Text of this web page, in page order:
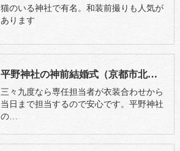
猫のいる神社で有名。和装前撮りも人気が
あります
平野神社の神前結婚式（京都市北区）
三々九度なら専任担当者が衣装合わせから
当日まで担当するので安心です。平野神社
の…